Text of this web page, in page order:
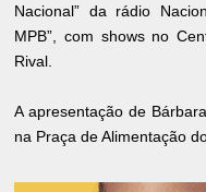
Nacional” da rádio
MPB”, com shows no
Rival.
A apresentação de
na Praça de Alimentação